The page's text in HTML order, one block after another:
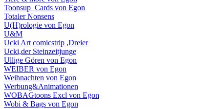
Toonsup_Cards von Egon
Totaler Nonsens
U(H)rologie von Egon
U&M
Ucki Art comicstrip ,Dreier
Ucki,der Steinzeitjunge
Ullige Gören von Egon
WEIBER von Egon
Weihnachten von Egon
Werbung&Animationen
WOBAGtoons Excl von Egon
Wobi & Bags von Egon